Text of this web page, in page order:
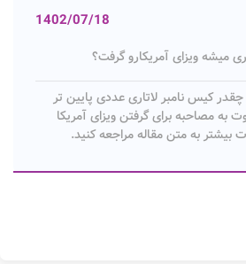
1402/07/18
میشه ویزای آمریکارو گرفت؟
کیس نامبر لاتاری عددی پایین تر
مصاحبه برای گرفتن ویزای آمریکا
بیشتر به متن مقاله مراجعه کنید.